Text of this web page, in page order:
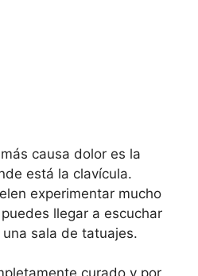
causa dolor es la
está la clavícula.
experimentar mucho
llegar a escuchar
sala de tatuajes.